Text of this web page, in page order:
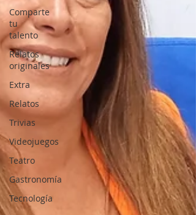
Comparte
tu
talento
Relatos
originales
Extra
Relatos
Trivias
Videojuegos
Teatro
Gastronomía
Tecnología